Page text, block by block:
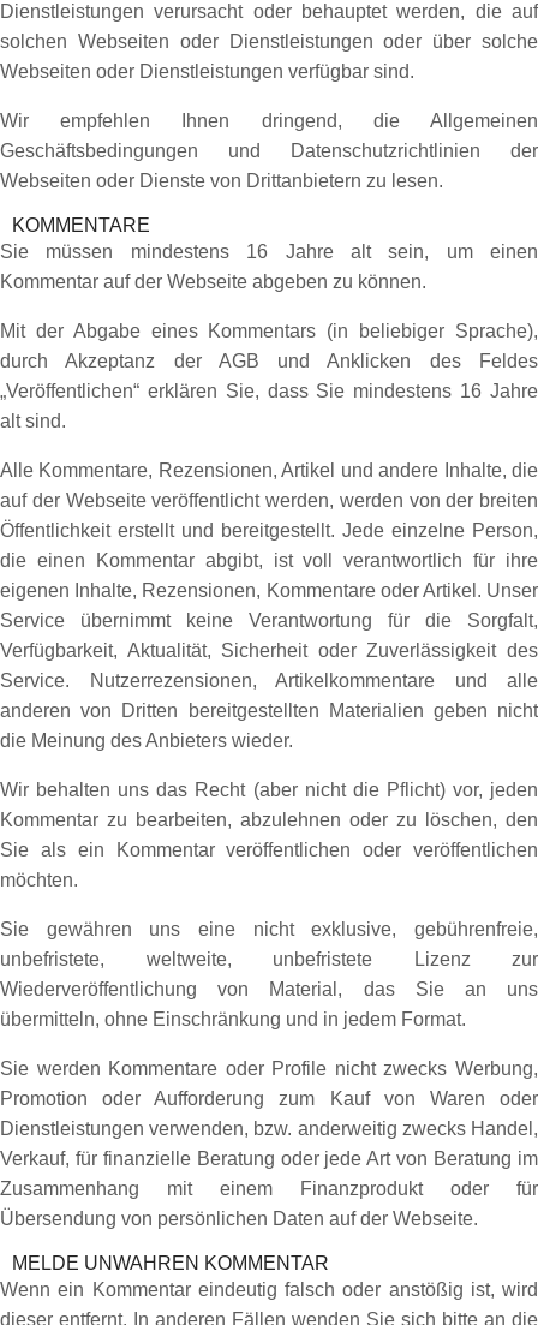
Dienstleistungen verursacht oder behauptet werden, die auf
solchen Webseiten oder Dienstleistungen oder über solche
Webseiten oder Dienstleistungen verfügbar sind.
Wir empfehlen Ihnen dringend, die Allgemeinen
Geschäftsbedingungen und Datenschutzrichtlinien der
Webseiten oder Dienste von Drittanbietern zu lesen.
KOMMENTARE
Sie müssen mindestens 16 Jahre alt sein, um einen
Kommentar auf der Webseite abgeben zu können.
Mit der Abgabe eines Kommentars (in beliebiger Sprache),
durch Akzeptanz der AGB und Anklicken des Feldes
„Veröffentlichen“ erklären Sie, dass Sie mindestens 16 Jahre
alt sind.
Alle Kommentare, Rezensionen, Artikel und andere Inhalte, die
auf der Webseite veröffentlicht werden, werden von der breiten
Öffentlichkeit erstellt und bereitgestellt. Jede einzelne Person,
die einen Kommentar abgibt, ist voll verantwortlich für ihre
eigenen Inhalte, Rezensionen, Kommentare oder Artikel. Unser
Service übernimmt keine Verantwortung für die Sorgfalt,
Verfügbarkeit, Aktualität, Sicherheit oder Zuverlässigkeit des
Service. Nutzerrezensionen, Artikelkommentare und alle
anderen von Dritten bereitgestellten Materialien geben nicht
die Meinung des Anbieters wieder.
Wir behalten uns das Recht (aber nicht die Pflicht) vor, jeden
Kommentar zu bearbeiten, abzulehnen oder zu löschen, den
Sie als ein Kommentar veröffentlichen oder veröffentlichen
möchten.
Sie gewähren uns eine nicht exklusive, gebührenfreie,
unbefristete, weltweite, unbefristete Lizenz zur
Wiederveröffentlichung von Material, das Sie an uns
übermitteln, ohne Einschränkung und in jedem Format.
Sie werden Kommentare oder Profile nicht zwecks Werbung,
Promotion oder Aufforderung zum Kauf von Waren oder
Dienstleistungen verwenden, bzw. anderweitig zwecks Handel,
Verkauf, für finanzielle Beratung oder jede Art von Beratung im
Zusammenhang mit einem Finanzprodukt oder für
Übersendung von persönlichen Daten auf der Webseite.
MELDE UNWAHREN KOMMENTAR
Wenn ein Kommentar eindeutig falsch oder anstößig ist, wird
dieser entfernt. In anderen Fällen wenden Sie sich bitte an die